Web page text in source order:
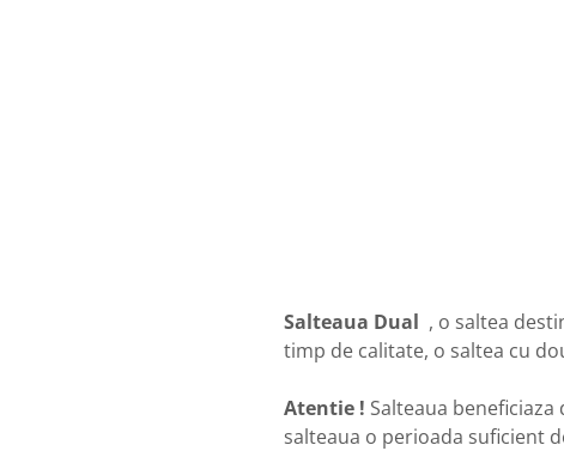
Salteaua Dual , o saltea
timp de calitate, o saltea cu
Atentie ! Salteaua beneficiaza
salteaua o perioada suficient